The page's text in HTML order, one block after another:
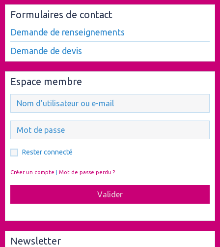
Formulaires de contact
Demande de renseignements
Demande de devis
Espace membre
Rester connecté
Créer un compte Mot de passe perdu ?
Valider
Newsletter